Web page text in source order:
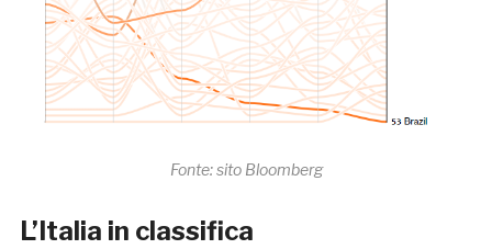
Fonte: sito Bloomberg
L’Italia in classifica